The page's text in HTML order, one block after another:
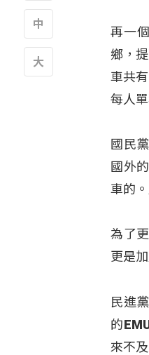
再一
鄉，
車共
每人
國民
國外
車的。
為了
更是
民進
的
來不